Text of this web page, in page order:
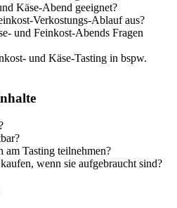
Käse-Abend geeignet?
Verkostungs-Ablauf aus?
und Feinkost-Abends Fragen
und Käse-Tasting in bspw.
am Tasting teilnehmen?
wenn sie aufgebraucht sind?